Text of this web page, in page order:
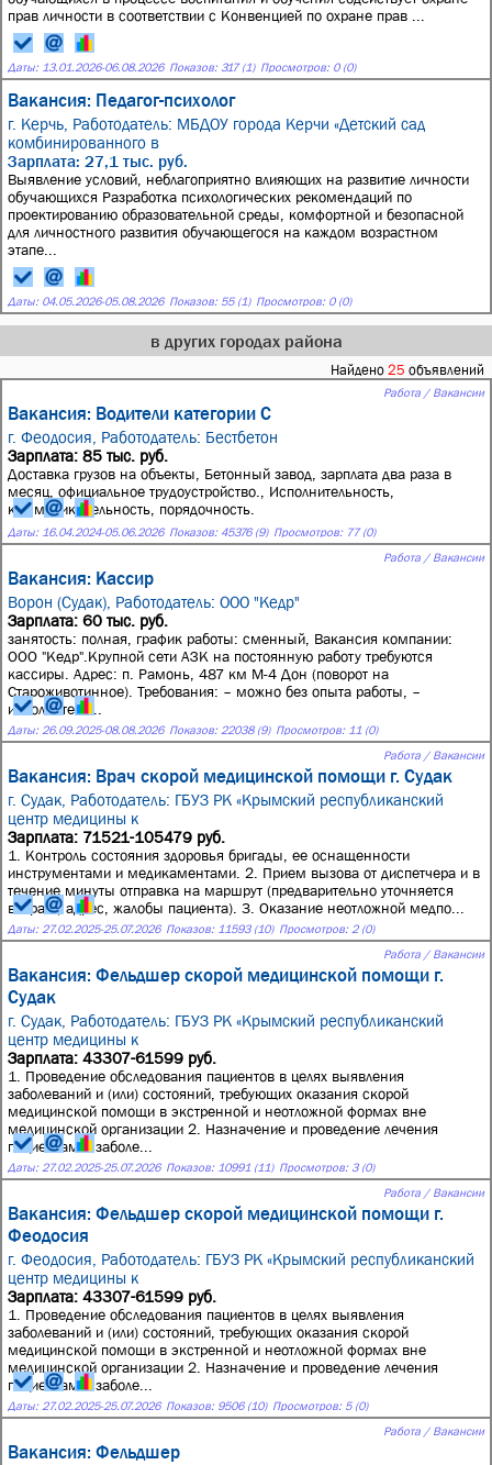
прав личности в соответствии с Конвенцией по охране прав ...
Даты: 13.01.2026-06.08.2026 Показов: 317 (1) Просмотров: 0 (0)
Вакансия: Педагог-психолог
г. Керчь, Работодатель: МБДОУ города Керчи «Детский сад
комбинированного в
Зарплата: 27,1 тыс. руб.
Выявление условий, неблагоприятно влияющих на развитие личности
обучающихся Разработка психологических рекомендаций по
проектированию образовательной среды, комфортной и безопасной
для личностного развития обучающегося на каждом возрастном
этапе...
Даты: 04.05.2026-05.08.2026 Показов: 55 (1) Просмотров: 0 (0)
в других городах района
Найдено 25 объявлений
Работа / Вакансии
Вакансия: Водители категории С
г. Феодосия, Работодатель: Бестбетон
Зарплата: 85 тыс. руб.
Доставка грузов на объекты, Бетонный завод, зарплата два раза в
месяц, официальное трудоустройство., Исполнительность,
коммуникабельность, порядочность.
Даты: 16.04.2024-05.06.2026 Показов: 45376 (9) Просмотров: 77 (0)
Работа / Вакансии
Вакансия: Кассир
Ворон (Судак), Работодатель: ООО "Кедр"
Зарплата: 60 тыс. руб.
занятость: полная, график работы: сменный, Вакансия компании:
ООО "Кедр".Крупной сети АЗК на постоянную работу требуются
кассиры. Адрес: п. Рамонь, 487 км М-4 Дон (поворот на
Староживотинное). Требования: – можно без опыта работы, –
исполнитель...
Даты: 26.09.2025-08.08.2026 Показов: 22038 (9) Просмотров: 11 (0)
Работа / Вакансии
Вакансия: Врач скорой медицинской помощи г. Судак
г. Судак, Работодатель: ГБУЗ РК «Крымский республиканский
центр медицины к
Зарплата: 71521-105479 руб.
1. Контроль состояния здоровья бригады, ее оснащенности
инструментами и медикаментами. 2. Прием вызова от диспетчера и в
течение минуты отправка на маршрут (предварительно уточняется
возраст, адрес, жалобы пациента). 3. Оказание неотложной медпо...
Даты: 27.02.2025-25.07.2026 Показов: 11593 (10) Просмотров: 2 (0)
Работа / Вакансии
Вакансия: Фельдшер скорой медицинской помощи г.
Судак
г. Судак, Работодатель: ГБУЗ РК «Крымский республиканский
центр медицины к
Зарплата: 43307-61599 руб.
1. Проведение обследования пациентов в целях выявления
заболеваний и (или) состояний, требующих оказания скорой
медицинской помощи в экстренной и неотложной формах вне
медицинской организации 2. Назначение и проведение лечения
пациентам с заболе...
Даты: 27.02.2025-25.07.2026 Показов: 10991 (11) Просмотров: 3 (0)
Работа / Вакансии
Вакансия: Фельдшер скорой медицинской помощи г.
Феодосия
г. Феодосия, Работодатель: ГБУЗ РК «Крымский республиканский
центр медицины к
Зарплата: 43307-61599 руб.
1. Проведение обследования пациентов в целях выявления
заболеваний и (или) состояний, требующих оказания скорой
медицинской помощи в экстренной и неотложной формах вне
медицинской организации 2. Назначение и проведение лечения
пациентам с заболе...
Даты: 27.02.2025-25.07.2026 Показов: 9506 (10) Просмотров: 5 (0)
Работа / Вакансии
Вакансия: Фельдшер